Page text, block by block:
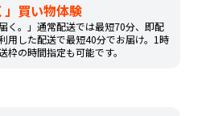
」買い物体験
く。」通常配送では最短70分、即配
用した配送で最短40分でお届け。1時
枠の時間指定も可能です。